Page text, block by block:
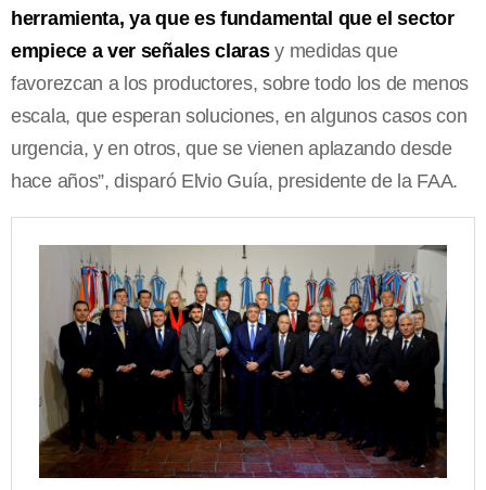
herramienta, ya que es fundamental que el sector
empiece a ver señales clarasy medidas que
favorezcan a los productores, sobre todo los de menos
escala, que esperan soluciones, en algunos casos con
urgencia, y en otros, que se vienen aplazando desde
hace años”, disparó Elvio Guía, presidente de la FAA.